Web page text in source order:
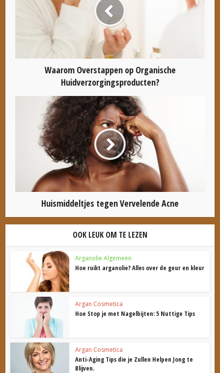
Waarom Overstappen op Organische
Huidverzorgingsproducten?
Huismiddeltjes tegen Vervelende Acne
OOK LEUK OM TE LEZEN
Arganolie Algemeen
Hoe ruikt arganolie? Alles over de geur en kleur
Argan Cosmetica
Hoe Stop je met Nagelbijten: 5 Nuttige Tips
Argan Cosmetica
Anti-Aging Tips die je Zullen Helpen Jong te
Blijven.